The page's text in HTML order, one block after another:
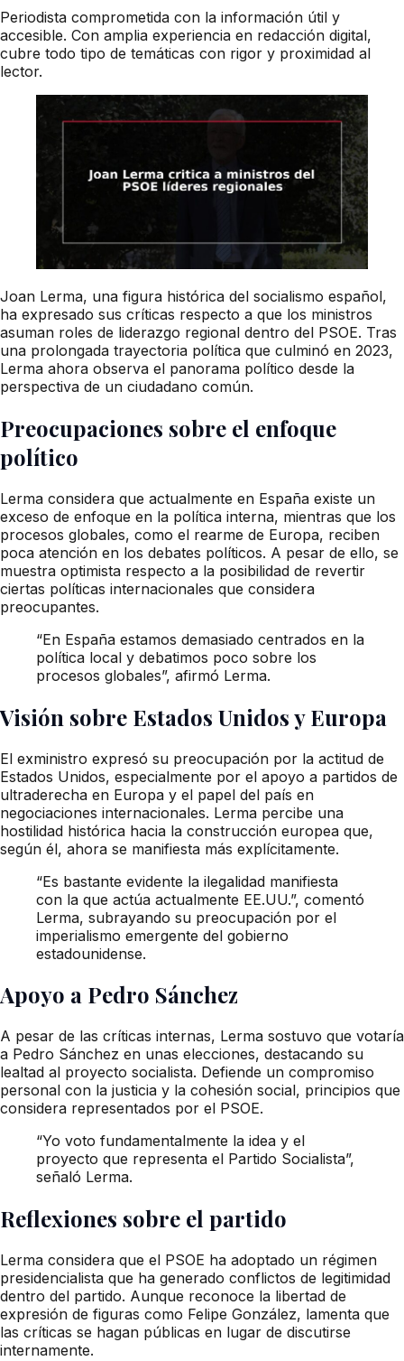
Periodista comprometida con la información útil y
accesible. Con amplia experiencia en redacción digital,
cubre todo tipo de temáticas con rigor y proximidad al
lector.
Joan Lerma, una figura histórica del socialismo español,
ha expresado sus críticas respecto a que los ministros
asuman roles de liderazgo regional dentro del PSOE. Tras
una prolongada trayectoria política que culminó en 2023,
Lerma ahora observa el panorama político desde la
perspectiva de un ciudadano común.
Preocupaciones sobre el enfoque
político
Lerma considera que actualmente en España existe un
exceso de enfoque en la política interna, mientras que los
procesos globales, como el rearme de Europa, reciben
poca atención en los debates políticos. A pesar de ello, se
muestra optimista respecto a la posibilidad de revertir
ciertas políticas internacionales que considera
preocupantes.
“En España estamos demasiado centrados en la
política local y debatimos poco sobre los
procesos globales”, afirmó Lerma.
Visión sobre Estados Unidos y Europa
El exministro expresó su preocupación por la actitud de
Estados Unidos, especialmente por el apoyo a partidos de
ultraderecha en Europa y el papel del país en
negociaciones internacionales. Lerma percibe una
hostilidad histórica hacia la construcción europea que,
según él, ahora se manifiesta más explícitamente.
“Es bastante evidente la ilegalidad manifiesta
con la que actúa actualmente EE.UU.”, comentó
Lerma, subrayando su preocupación por el
imperialismo emergente del gobierno
estadounidense.
Apoyo a Pedro Sánchez
A pesar de las críticas internas, Lerma sostuvo que votaría
a Pedro Sánchez en unas elecciones, destacando su
lealtad al proyecto socialista. Defiende un compromiso
personal con la justicia y la cohesión social, principios que
considera representados por el PSOE.
“Yo voto fundamentalmente la idea y el
proyecto que representa el Partido Socialista”,
señaló Lerma.
Reflexiones sobre el partido
Lerma considera que el PSOE ha adoptado un régimen
presidencialista que ha generado conflictos de legitimidad
dentro del partido. Aunque reconoce la libertad de
expresión de figuras como Felipe González, lamenta que
las críticas se hagan públicas en lugar de discutirse
internamente.